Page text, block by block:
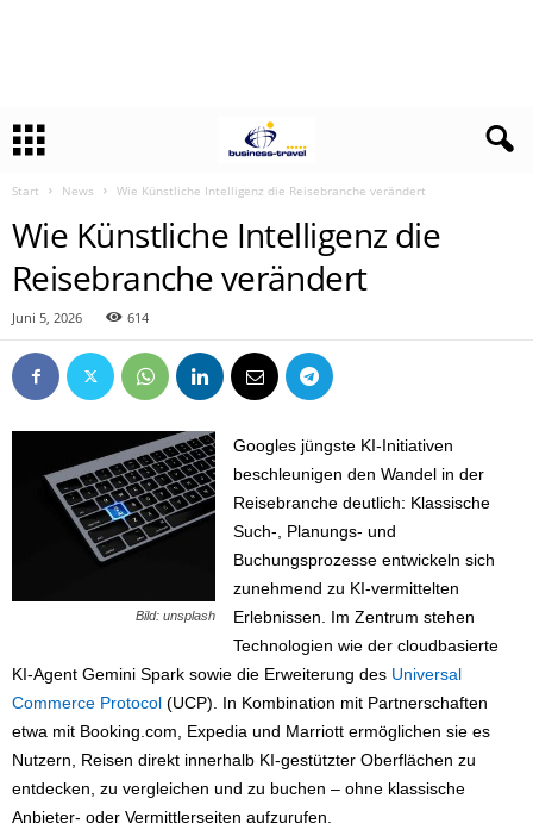
Start News Wie Künstliche Intelligenz die Reisebranche verändert
Wie Künstliche Intelligenz die
Reisebranche verändert
Juni 5, 2026 614
Bild: unsplash
Googles jüngste KI-Initiativen
beschleunigen den Wandel in der
Reisebranche deutlich: Klassische
Such-, Planungs- und
Buchungsprozesse entwickeln sich
zunehmend zu KI-vermittelten
Erlebnissen. Im Zentrum stehen
Technologien wie der cloudbasierte
KI-Agent Gemini Spark sowie die Erweiterung des Universal
Commerce Protocol (UCP). In Kombination mit Partnerschaften
etwa mit Booking.com, Expedia und Marriott ermöglichen sie es
Nutzern, Reisen direkt innerhalb KI-gestützter Oberflächen zu
entdecken, zu vergleichen und zu buchen – ohne klassische
Anbieter- oder Vermittlerseiten aufzurufen.